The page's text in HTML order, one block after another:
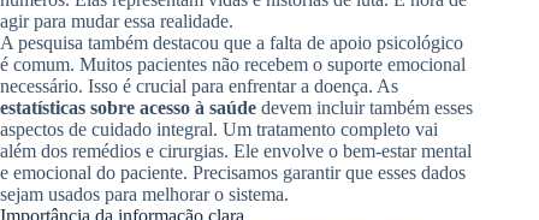
agir para mudar essa realidade.
A pesquisa também destacou que a falta de apoio psicológico
é comum. Muitos pacientes não recebem o suporte emocional
necessário. Isso é crucial para enfrentar a doença. As
estatísticas sobre acesso à saúde devem incluir também esses
aspectos de cuidado integral. Um tratamento completo vai
além dos remédios e cirurgias. Ele envolve o bem-estar mental
e emocional do paciente. Precisamos garantir que esses dados
sejam usados para melhorar o sistema.
Importância da informação clara